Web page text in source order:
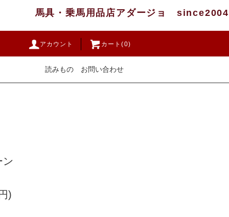
馬具・乗馬用品店アダージョ since2004
アカウント カート(0)
読みもの お問い合わせ
ン
)